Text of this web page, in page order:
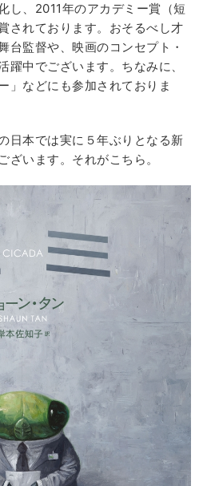
し、2011年のアカデミー賞（短
されております。おそるべし才
台監督や、映画のコンセプト・
躍中でございます。ちなみに、
」などにも参加されておりま
日本では実に５年ぶりとなる新
ざいます。それがこちら。